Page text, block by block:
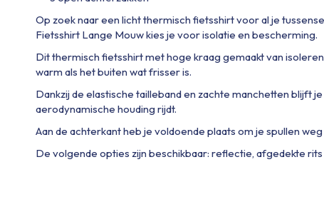
Op zoek naar een licht thermisch fietsshirt voor al je
Fietsshirt Lange Mouw kies je voor isolatie en bescherming.
Dit thermisch fietsshirt met hoge kraag gemaakt van
warm als het buiten wat frisser is.
Dankzij de elastische tailleband en zachte manchetten blijft
aerodynamische houding rijdt.
Aan de achterkant heb je voldoende plaats om je spullen
De volgende opties zijn beschikbaar: reflectie, afgedekte